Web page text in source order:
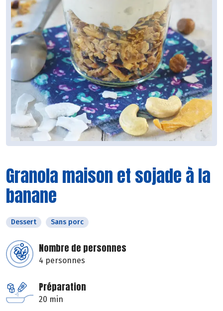
Granola maison et sojade à la
banane
Dessert Sans porc
Nombre de personnes
4 personnes
Préparation
20 min